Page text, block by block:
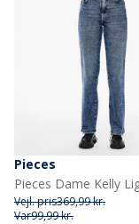
Pieces
Vejl. pris369,99 kr.
Var99,99 kr.